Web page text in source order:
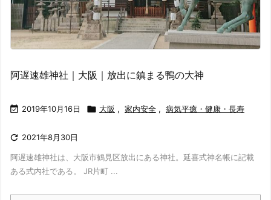
阿遅速雄神社｜大阪｜放出に鎮まる鴨の大神
 2019年10月16日  大阪 , 家内安全 , 病気平癒・健康・長寿
 2021年8月30日
阿遅速雄神社は、大阪市鶴見区放出にある神社。延喜式神名帳に記載
ある式内社である。 JR片町 ...